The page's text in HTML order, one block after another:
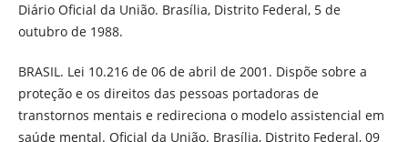
Diário Oficial da União. Brasília, Distrito Federal, 5 de
outubro de 1988.
BRASIL. Lei 10.216 de 06 de abril de 2001. Dispõe sobre a
proteção e os direitos das pessoas portadoras de
transtornos mentais e redireciona o modelo assistencial em
saúde mental. Oficial da União. Brasília, Distrito Federal, 09